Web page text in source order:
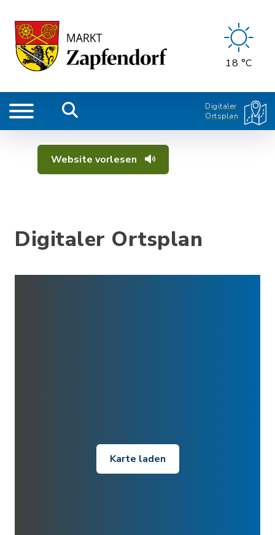
18 °C
Digitaler
Ortsplan
Website vorlesen
Digitaler Ortsplan
Karte laden